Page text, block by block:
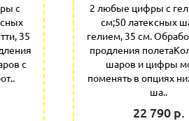
с
35
с
2 любые цифры с
см;50 латексных
гелием, 35 см.
продления
шаров и цифры
поменять в опциях
ша..
22 790 р.